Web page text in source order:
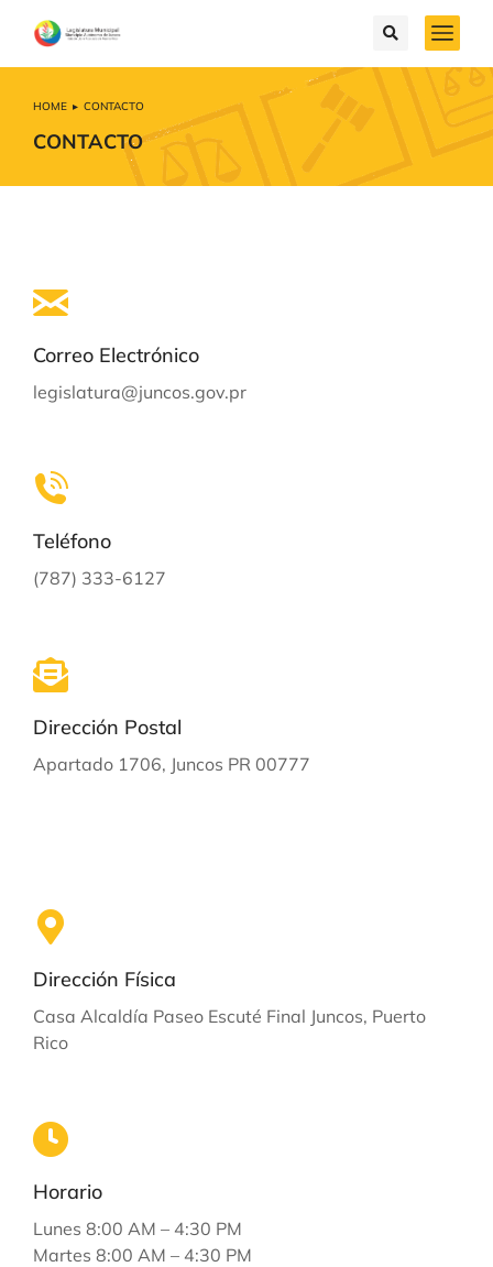
You are here:
HOME CONTACTO
CONTACTO
Correo Electrónico
legislatura@juncos.gov.pr
Teléfono
(787) 333-6127
Dirección Postal
Apartado 1706, Juncos PR 00777
Dirección Física
Casa Alcaldía Paseo Escuté Final Juncos, Puerto
Rico
Horario
Lunes 8:00 AM – 4:30 PM
Martes 8:00 AM – 4:30 PM